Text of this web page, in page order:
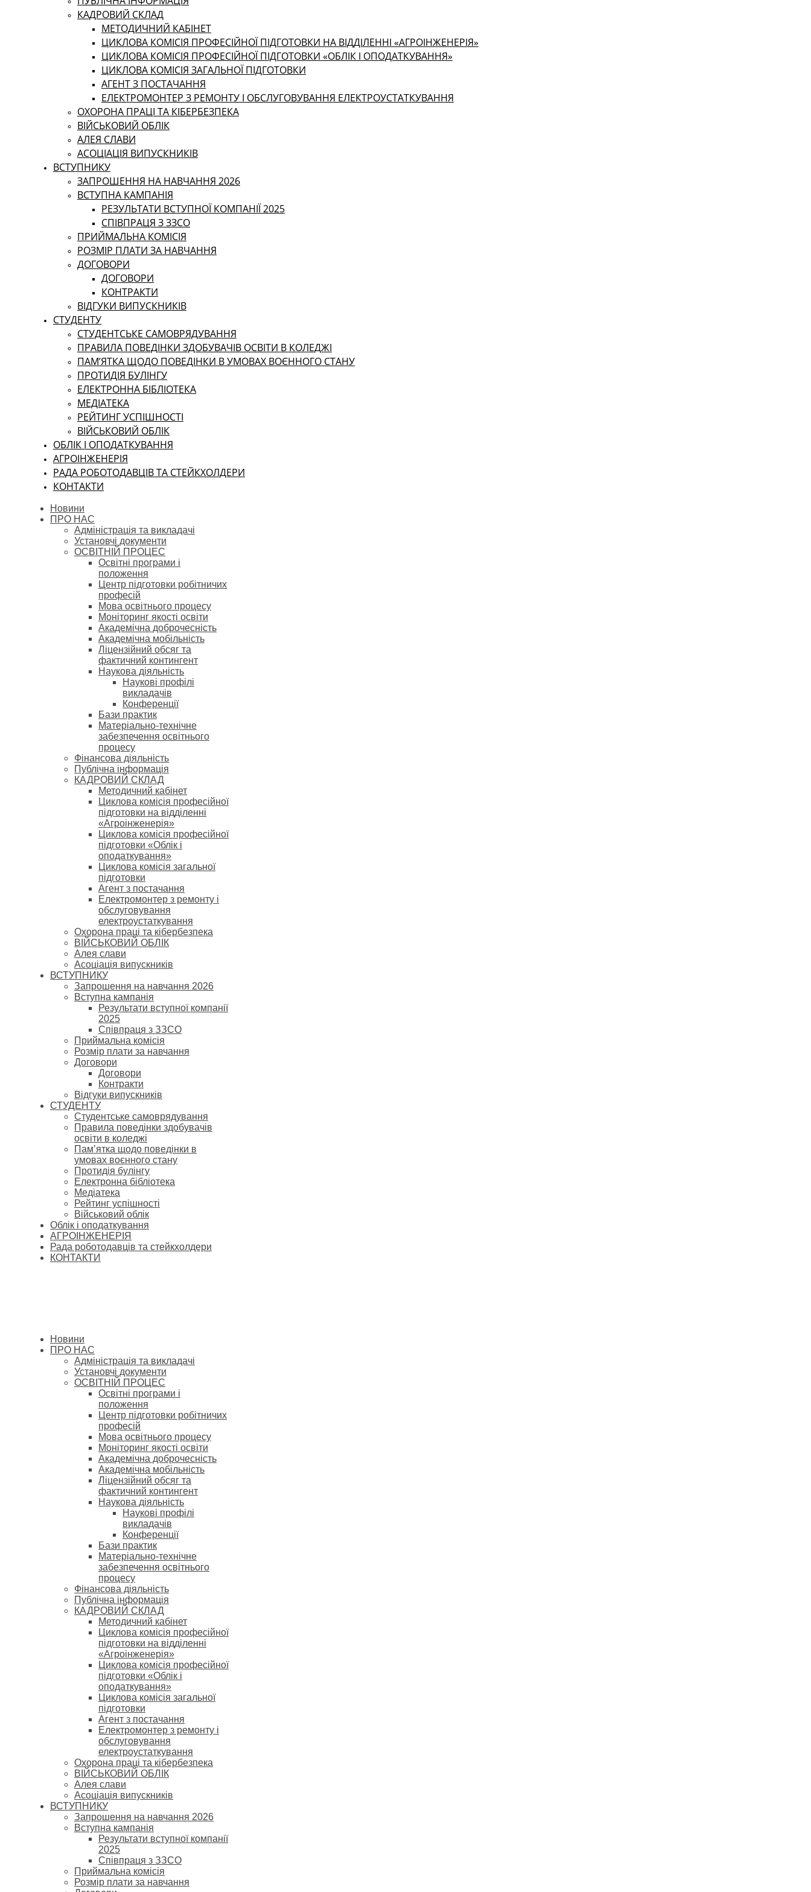
КАДРОВИЙ СКЛАД
МЕТОДИЧНИЙ КАБІНЕТ
ЦИКЛОВА КОМІСІЯ ПРОФЕСІЙНОЇ ПІДГОТОВКИ НА ВІДДІЛЕННІ «АГРОІНЖЕНЕРІЯ»
ЦИКЛОВА КОМІСІЯ ПРОФЕСІЙНОЇ ПІДГОТОВКИ «ОБЛІК І ОПОДАТКУВАННЯ»
ЦИКЛОВА КОМІСІЯ ЗАГАЛЬНОЇ ПІДГОТОВКИ
АГЕНТ З ПОСТАЧАННЯ
ЕЛЕКТРОМОНТЕР З РЕМОНТУ І ОБСЛУГОВУВАННЯ ЕЛЕКТРОУСТАТКУВАННЯ
ОХОРОНА ПРАЦІ ТА КІБЕРБЕЗПЕКА
ВІЙСЬКОВИЙ ОБЛІК
АЛЕЯ СЛАВИ
АСОЦІАЦІЯ ВИПУСКНИКІВ
ВСТУПНИКУ
ЗАПРОШЕННЯ НА НАВЧАННЯ 2026
ВСТУПНА КАМПАНІЯ
РЕЗУЛЬТАТИ ВСТУПНОЇ КОМПАНІЇ 2025
СПІВПРАЦЯ З ЗЗСО
ПРИЙМАЛЬНА КОМІСІЯ
РОЗМІР ПЛАТИ ЗА НАВЧАННЯ
ДОГОВОРИ
ДОГОВОРИ
КОНТРАКТИ
ВІДГУКИ ВИПУСКНИКІВ
СТУДЕНТУ
CТУДЕНТСЬКЕ САМОВРЯДУВАННЯ
ПРАВИЛА ПОВЕДІНКИ ЗДОБУВАЧІВ ОСВІТИ В КОЛЕДЖІ
ПАМ’ЯТКА ЩОДО ПОВЕДІНКИ В УМОВАХ ВОЄННОГО СТАНУ
ПРОТИДІЯ БУЛІНГУ
ЕЛЕКТРОННА БІБЛІОТЕКА
МЕДІАТЕКА
РЕЙТИНГ УСПІШНОСТІ
ВІЙСЬКОВИЙ ОБЛІК
ОБЛІК І ОПОДАТКУВАННЯ
АГРОІНЖЕНЕРІЯ
РАДА РОБОТОДАВЦІВ ТА СТЕЙКХОЛДЕРИ
КОНТАКТИ
Новини
ПРО НАС
Адміністрація та викладачі
Установчі документи
ОСВІТНІЙ ПРОЦЕС
Освітні програми і
положення
Центр підготовки робітничих
професій
Мова освітнього процесу
Моніторинг якості освіти
Академічна доброчесність
Академічна мобільність
Ліцензійний обсяг та
фактичний контингент
Наукова діяльність
Наукові профілі
викладачів
Конференції
Бази практик
Матеріально-технічне
забезпечення освітнього
процесу
Фінансова діяльність
Публічна інформація
КАДРОВИЙ СКЛАД
Методичний кабінет
Циклова комісія професійної
підготовки на відділенні
«Агроінженерія»
Циклова комісія професійної
підготовки «Облік і
оподаткування»
Циклова комісія загальної
підготовки
Агент з постачання
Електромонтер з ремонту і
обслуговування
електроустаткування
Охорона праці та кібербезпека
ВІЙСЬКОВИЙ ОБЛІК
Алея слави
Асоціація випускників
ВСТУПНИКУ
Запрошення на навчання 2026
Вступна кампанія
Результати вступної компанії
2025
Співпраця з ЗЗСО
Приймальна комісія
Розмір плати за навчання
Договори
Договори
Контракти
Відгуки випускників
СТУДЕНТУ
Cтудентське самоврядування
Правила поведінки здобувачів
освіти в коледжі
Пам’ятка щодо поведінки в
умовах воєнного стану
Протидія булінгу
Електронна бібліотека
Медіатека
Рейтинг успішності
Військовий облік
Облік і оподаткування
АГРОІНЖЕНЕРІЯ
Рада роботодавців та стейкхолдери
КОНТАКТИ
Новини
ПРО НАС
Адміністрація та викладачі
Установчі документи
ОСВІТНІЙ ПРОЦЕС
Освітні програми і
положення
Центр підготовки робітничих
професій
Мова освітнього процесу
Моніторинг якості освіти
Академічна доброчесність
Академічна мобільність
Ліцензійний обсяг та
фактичний контингент
Наукова діяльність
Наукові профілі
викладачів
Конференції
Бази практик
Матеріально-технічне
забезпечення освітнього
процесу
Фінансова діяльність
Публічна інформація
КАДРОВИЙ СКЛАД
Методичний кабінет
Циклова комісія професійної
підготовки на відділенні
«Агроінженерія»
Циклова комісія професійної
підготовки «Облік і
оподаткування»
Циклова комісія загальної
підготовки
Агент з постачання
Електромонтер з ремонту і
обслуговування
електроустаткування
Охорона праці та кібербезпека
ВІЙСЬКОВИЙ ОБЛІК
Алея слави
Асоціація випускників
ВСТУПНИКУ
Запрошення на навчання 2026
Вступна кампанія
Результати вступної компанії
2025
Співпраця з ЗЗСО
Приймальна комісія
Розмір плати за навчання